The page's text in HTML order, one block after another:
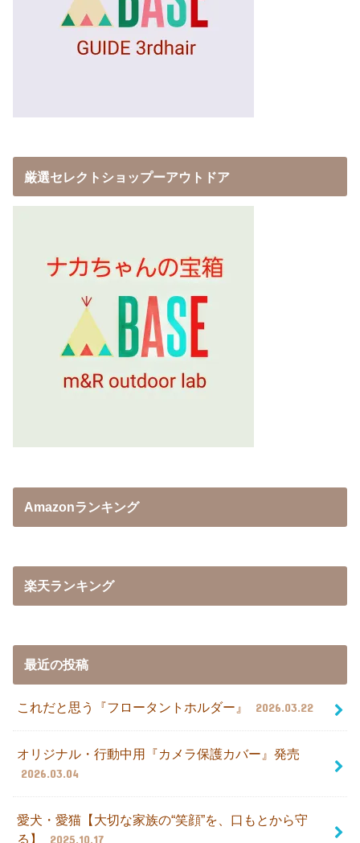
厳選セレクトショップーアウトドア
Amazonランキング
楽天ランキング
最近の投稿
これだと思う『フロータントホルダー』 2026.03.22
オリジナル・行動中用『カメラ保護カバー』発売
2026.03.04
愛犬・愛猫【大切な家族の“笑顔”を、口もとから守
る】
2025.10.17